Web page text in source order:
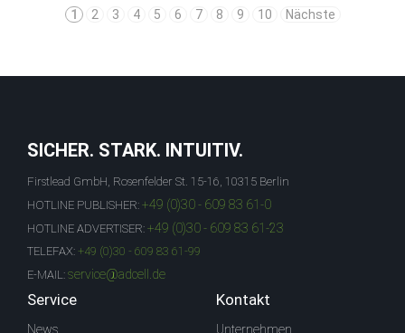
1 2 3 4 5 6 7 8 9 10 Nächste
SICHER. STARK. INTUITIV.
Firstlead GmbH, Rosenfelder St. 15-16, 10315 Berlin
HOTLINE PUBLISHER: +49 (0)30 - 609 83 61-0
HOTLINE ADVERTISER: +49 (0)30 - 609 83 61-23
TELEFAX: +49 (0)30 - 609 83 61-99
E-MAIL: service@adcell.de
Service
News
Kontakt
Unternehmen